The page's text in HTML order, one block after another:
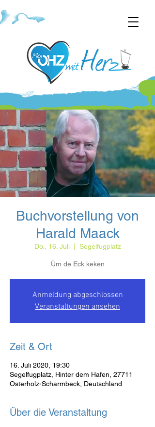
Buchvorstellung von
Harald Maack
Do., 16. Juli
  |
Segelfugplatz
Üm de Eck keken
Anmeldung abgeschlossen
Veranstaltungen ansehen
Zeit & Ort
16. Juli 2020, 19:30
Segelfugplatz, Hinter dem Hafen, 27711
Osterholz-Scharmbeck, Deutschland
Über die Veranstaltung